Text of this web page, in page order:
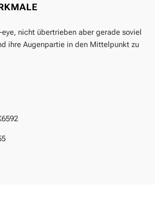
eye, nicht übertrieben aber gerade soviel
ihre Augenpartie in den Mittelpunkt zu